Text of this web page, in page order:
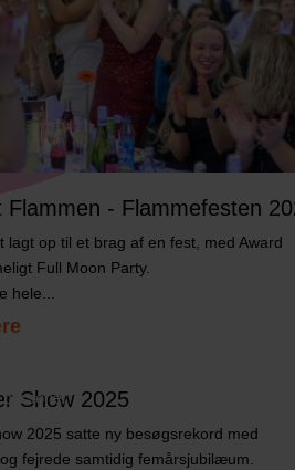
Flammen - Flammefesten
lagt op til et brag af en fest, med Award
Full Moon Party.
hele...
personer
Show 2025
2025 satte ny besøgsrekord med
fejrede samtidig femårsjubilæum.